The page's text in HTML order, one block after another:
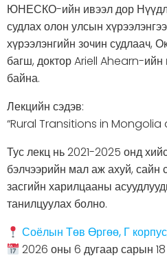
ЮНЕСКО-ийн ивээл дор
судлах олон улсын
хүрээлэнгийн зочин судлаач,
багш, доктор Ariell Ahearn-ийн
байна.
Лекцийн сэдэв:
“Rural Transitions in Mongolia
Тус лекц нь 2021-2025 онд
бэлчээрийн мал аж ахуй, сайн
засгийн харилцааны
танилцуулах болно.
Соёлын Төв Өргөө, Г
2026 оны 6 дугаар сарын 18